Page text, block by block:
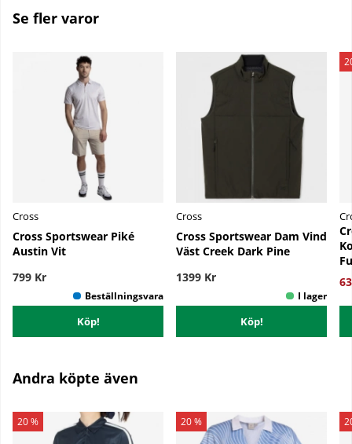
Se fler varor
Cross
Cross Sportswear Piké
Austin Vit
799 Kr
Köp!
Cross
Cross Sportswear Dam Vind
Väst Creek Dark Pine
1399 Kr
Köp!
Andra köpte även
20 % 20 %